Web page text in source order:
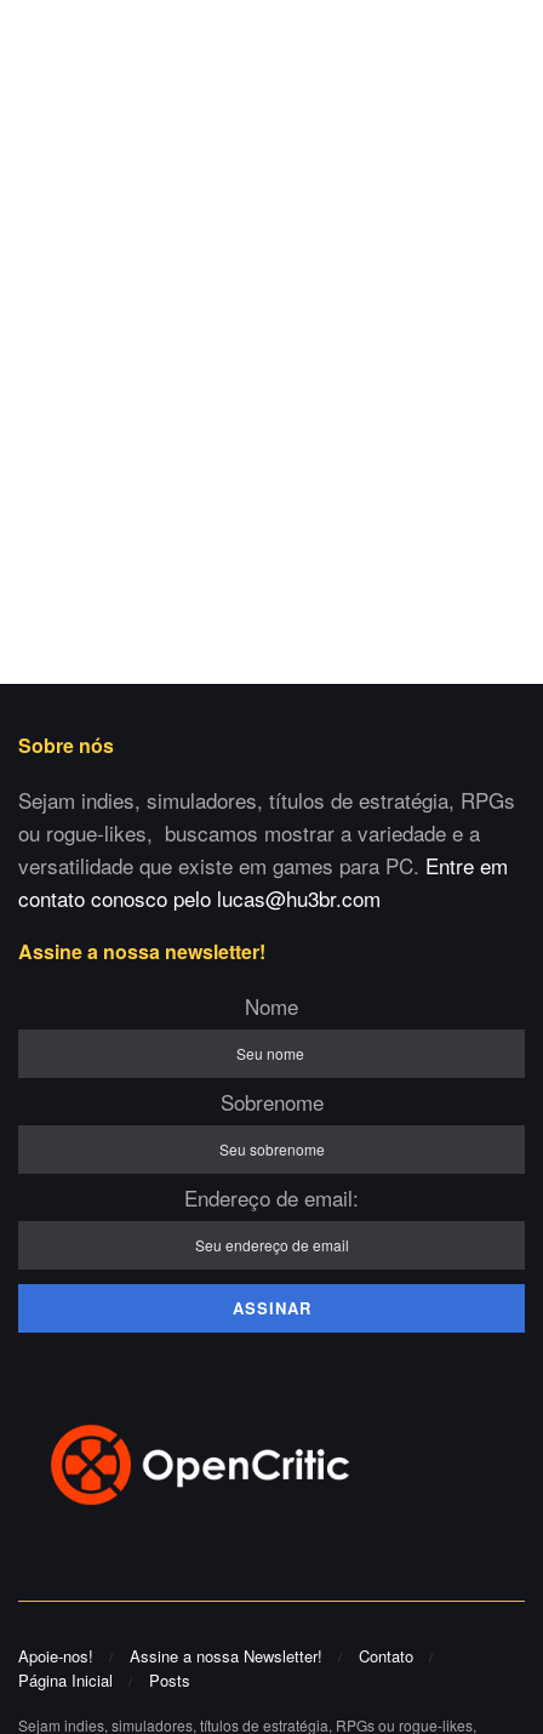
Sobre nós
Sejam indies, simuladores, títulos de estratégia, RPGs
ou rogue-likes, buscamos mostrar a variedade e a
versatilidade que existe em games para PC. Entre em
contato conosco pelo lucas@hu3br.com
Assine a nossa newsletter!
Nome
Sobrenome
Endereço de email:
Apoie-nos! Assine a nossa Newsletter!
Contato
Página Inicial
Posts
Sejam indies, simuladores, títulos de estratégia, RPGs ou rogue-likes,